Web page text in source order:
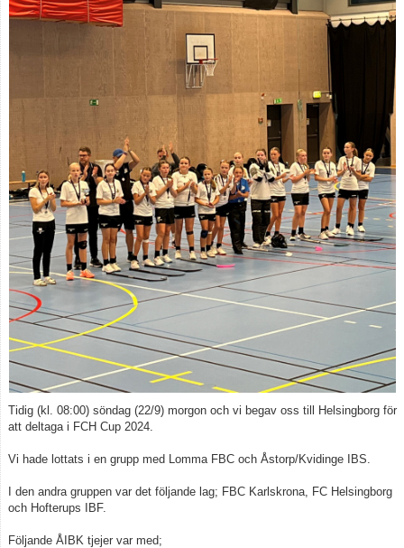
Kontakt
Åkarp Cup 2024
Tidig (kl. 08:00) söndag (22/9) morgon och vi begav oss till Helsingborg för
att deltaga i FCH Cup 2024.
Vi hade lottats i en grupp med Lomma FBC och Åstorp/Kvidinge IBS.
I den andra gruppen var det följande lag; FBC Karlskrona, FC Helsingborg
och Hofterups IBF.
Följande ÅIBK tjejer var med;